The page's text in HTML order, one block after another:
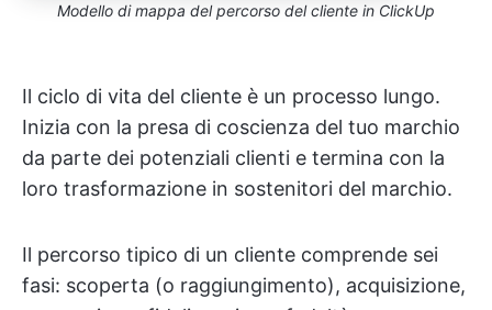
Modello di mappa del percorso del cliente in ClickUp
Il ciclo di vita del cliente è un processo lungo.
Inizia con la presa di coscienza del tuo marchio
da parte dei potenziali clienti e termina con la
loro trasformazione in sostenitori del marchio.
Il percorso tipico di un cliente comprende sei
fasi: scoperta (o raggiungimento), acquisizione,